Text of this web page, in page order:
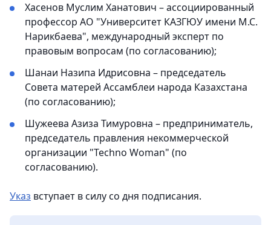
Хасенов Муслим Ханатович – ассоциированный
профессор АО "Университет КАЗГЮУ имени М.С.
Нарикбаева", международный эксперт по
правовым вопросам (по согласованию);
Шанаи Назипа Идрисовна – председатель
Совета матерей Ассамблеи народа Казахстана
(по согласованию);
Шужеева Азиза Тимуровна – предприниматель,
председатель правления некоммерческой
организации "Techno Woman" (по
согласованию).
Указ вступает в силу со дня подписания.